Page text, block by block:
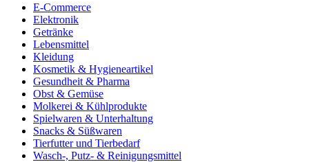
E-Commerce
Elektronik
Getränke
Lebensmittel
Kleidung
Kosmetik & Hygieneartikel
Gesundheit & Pharma
Obst & Gemüse
Molkerei & Kühlprodukte
Spielwaren & Unterhaltung
Snacks & Süßwaren
Tierfutter und Tierbedarf
Wasch-, Putz- & Reinigungsmittel